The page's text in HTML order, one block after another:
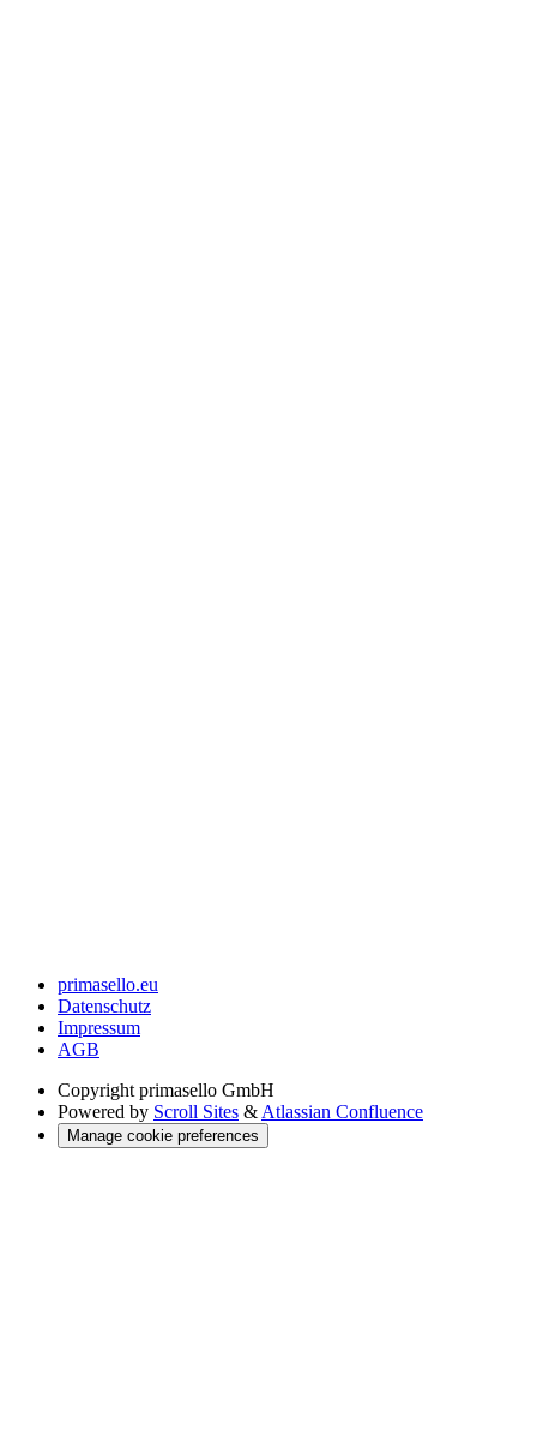
primasello.eu
Datenschutz
Impressum
AGB
Copyright primasello GmbH
Powered by Scroll Sites & Atlassian Confluence
Manage cookie preferences